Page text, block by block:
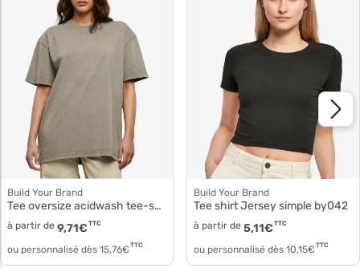
Build Your Brand
Tee oversize acidwash tee-shirt femme by270
à partir de 9,71€ TTC
ou personnalisé dès 15,76€ TTC
Build Your Brand
Tee shirt Jersey simple by042
à partir de 5,11€ TTC
ou personnalisé dès 10,15€ TTC